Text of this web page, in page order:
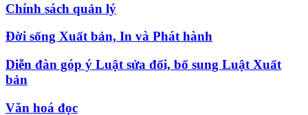
Chính sách quản lý
Đời sống Xuất bản, In và Phát hành
Diễn đàn góp ý Luật sửa đổi, bổ sung Luật Xuất
bản
Văn hoá đọc